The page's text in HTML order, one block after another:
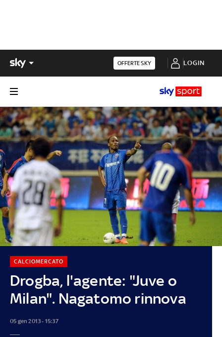
OFFERTE SKY LOGIN
Drogba, l'agente: "Juve o
Milan". Nagatomo rinnova
CALCIOMERCATO
05 gen 2013 - 15:37